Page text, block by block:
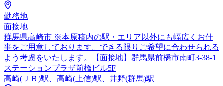
勤務地
面接地
群馬県高崎市 ※本原稿内の駅・エリア以外にも幅広くお仕
事をご用意しております。できる限りご希望に合わせられる
よう考慮をいたします。【面接地】群馬県前橋市南町3-38-1
ステーションプラザ前橋ビル5F
高崎(ＪＲ)駅、高崎(上信)駅、井野(群馬)駅